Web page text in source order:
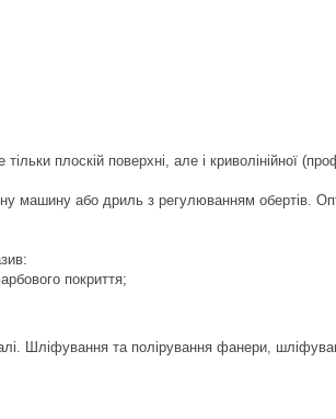
плоскій поверхні, але і криволінійної
машину або дриль з регулюванням обертів.
покриття;
Шліфування та полірування фанери,